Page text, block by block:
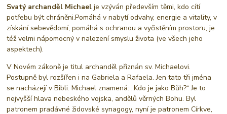
Svatý archanděl Michael je vzýván především těmi, kdo cítí
potřebu být chráněni.Pomáhá v nabytí odvahy, energie a vitality, v
získání sebevědomí, pomáhá s ochranou a vyčistěním prostoru, je
též velmi nápomocný v nalezení smyslu života (ve všech jeho
aspektech).
V Novém zákoně je titul archanděl přiznán sv. Michaelovi.
Postupně byl rozšířen i na Gabriela a Rafaela. Jen tato tři jména
se nacházejí v Bibli. Michael znamená: „Kdo je jako Bůh?“ Je to
nejvyšší hlava nebeského vojska, andělů věrných Bohu. Byl
patronem pradávné židovské synagogy, nyní je patronem Církve,